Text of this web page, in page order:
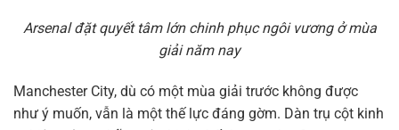
Arsenal đặt quyết tâm lớn chinh phục ngôi vương ở mùa
giải năm nay
Manchester City, dù có một mùa giải trước không được
như ý muốn, vẫn là một thế lực đáng gờm. Dàn trụ cột kinh